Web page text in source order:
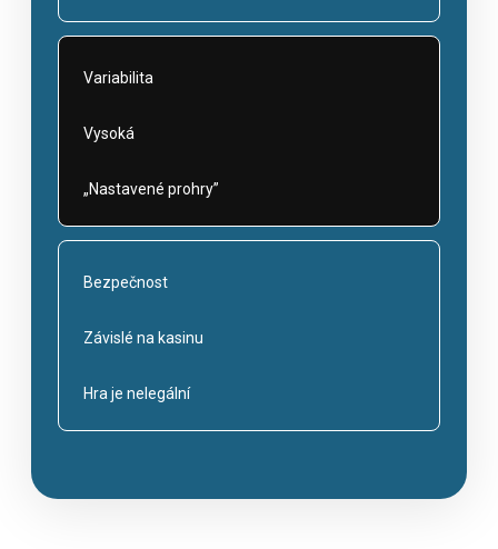
Variabilita
Vysoká
„Nastavené prohry”
Bezpečnost
Závislé na kasinu
Hra je nelegální